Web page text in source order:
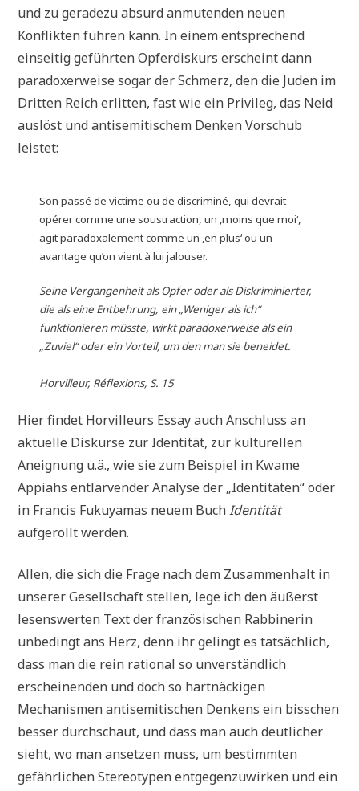
und zu geradezu absurd anmutenden neuen
Konflikten führen kann. In einem entsprechend
einseitig geführten Opferdiskurs erscheint dann
paradoxerweise sogar der Schmerz, den die Juden im
Dritten Reich erlitten, fast wie ein Privileg, das Neid
auslöst und antisemitischem Denken Vorschub
leistet:
Son passé de victime ou de discriminé, qui devrait
opérer comme une soustraction, un ‚moins que moi‘,
agit paradoxalement comme un ‚en plus‘ ou un
avantage qu’on vient à lui jalouser.
Seine Vergangenheit als Opfer oder als Diskriminierter,
die als eine Entbehrung, ein „Weniger als ich“
funktionieren müsste, wirkt paradoxerweise als ein
„Zuviel“ oder ein Vorteil, um den man sie beneidet.
Horvilleur, Réflexions, S. 15
Hier findet Horvilleurs Essay auch Anschluss an
aktuelle Diskurse zur Identität, zur kulturellen
Aneignung u.ä., wie sie zum Beispiel in Kwame
Appiahs entlarvender Analyse der „Identitäten“ oder
in Francis Fukuyamas neuem BuchIdentität
aufgerollt werden.
Allen, die sich die Frage nach dem Zusammenhalt in
unserer Gesellschaft stellen, lege ich den äußerst
lesenswerten Text der französischen Rabbinerin
unbedingt ans Herz, denn ihr gelingt es tatsächlich,
dass man die rein rational so unverständlich
erscheinenden und doch so hartnäckigen
Mechanismen antisemitischen Denkens ein bisschen
besser durchschaut, und dass man auch deutlicher
sieht, wo man ansetzen muss, um bestimmten
gefährlichen Stereotypen entgegenzuwirken und ein